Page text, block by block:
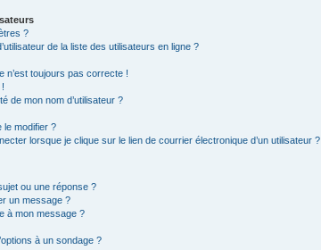
?
de la liste des utilisateurs en ligne ?
n’est toujours pas correcte !
de mon nom d’utilisateur ?
le modifier ?
lorsque je clique sur le lien de courrier électronique d’un utilisateur ?
ou une réponse ?
un message ?
à mon message ?
à un sondage ?